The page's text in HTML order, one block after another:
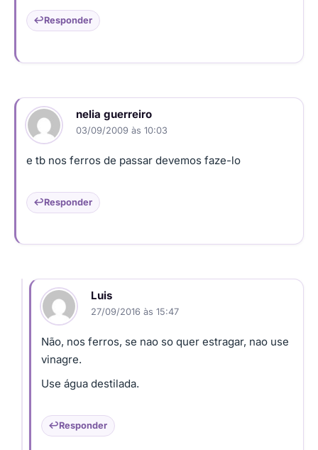
Responder
nelia guerreiro
03/09/2009 às 10:03
e tb nos ferros de passar devemos faze-lo
Responder
Luis
27/09/2016 às 15:47
Não, nos ferros, se nao so quer estragar, nao use
vinagre.
Use água destilada.
Responder